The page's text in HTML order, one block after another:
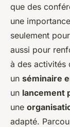
léonne•15
que des
une
seulement
aussi pour
à des activités
un séminaire
un lancement
une
adapté.